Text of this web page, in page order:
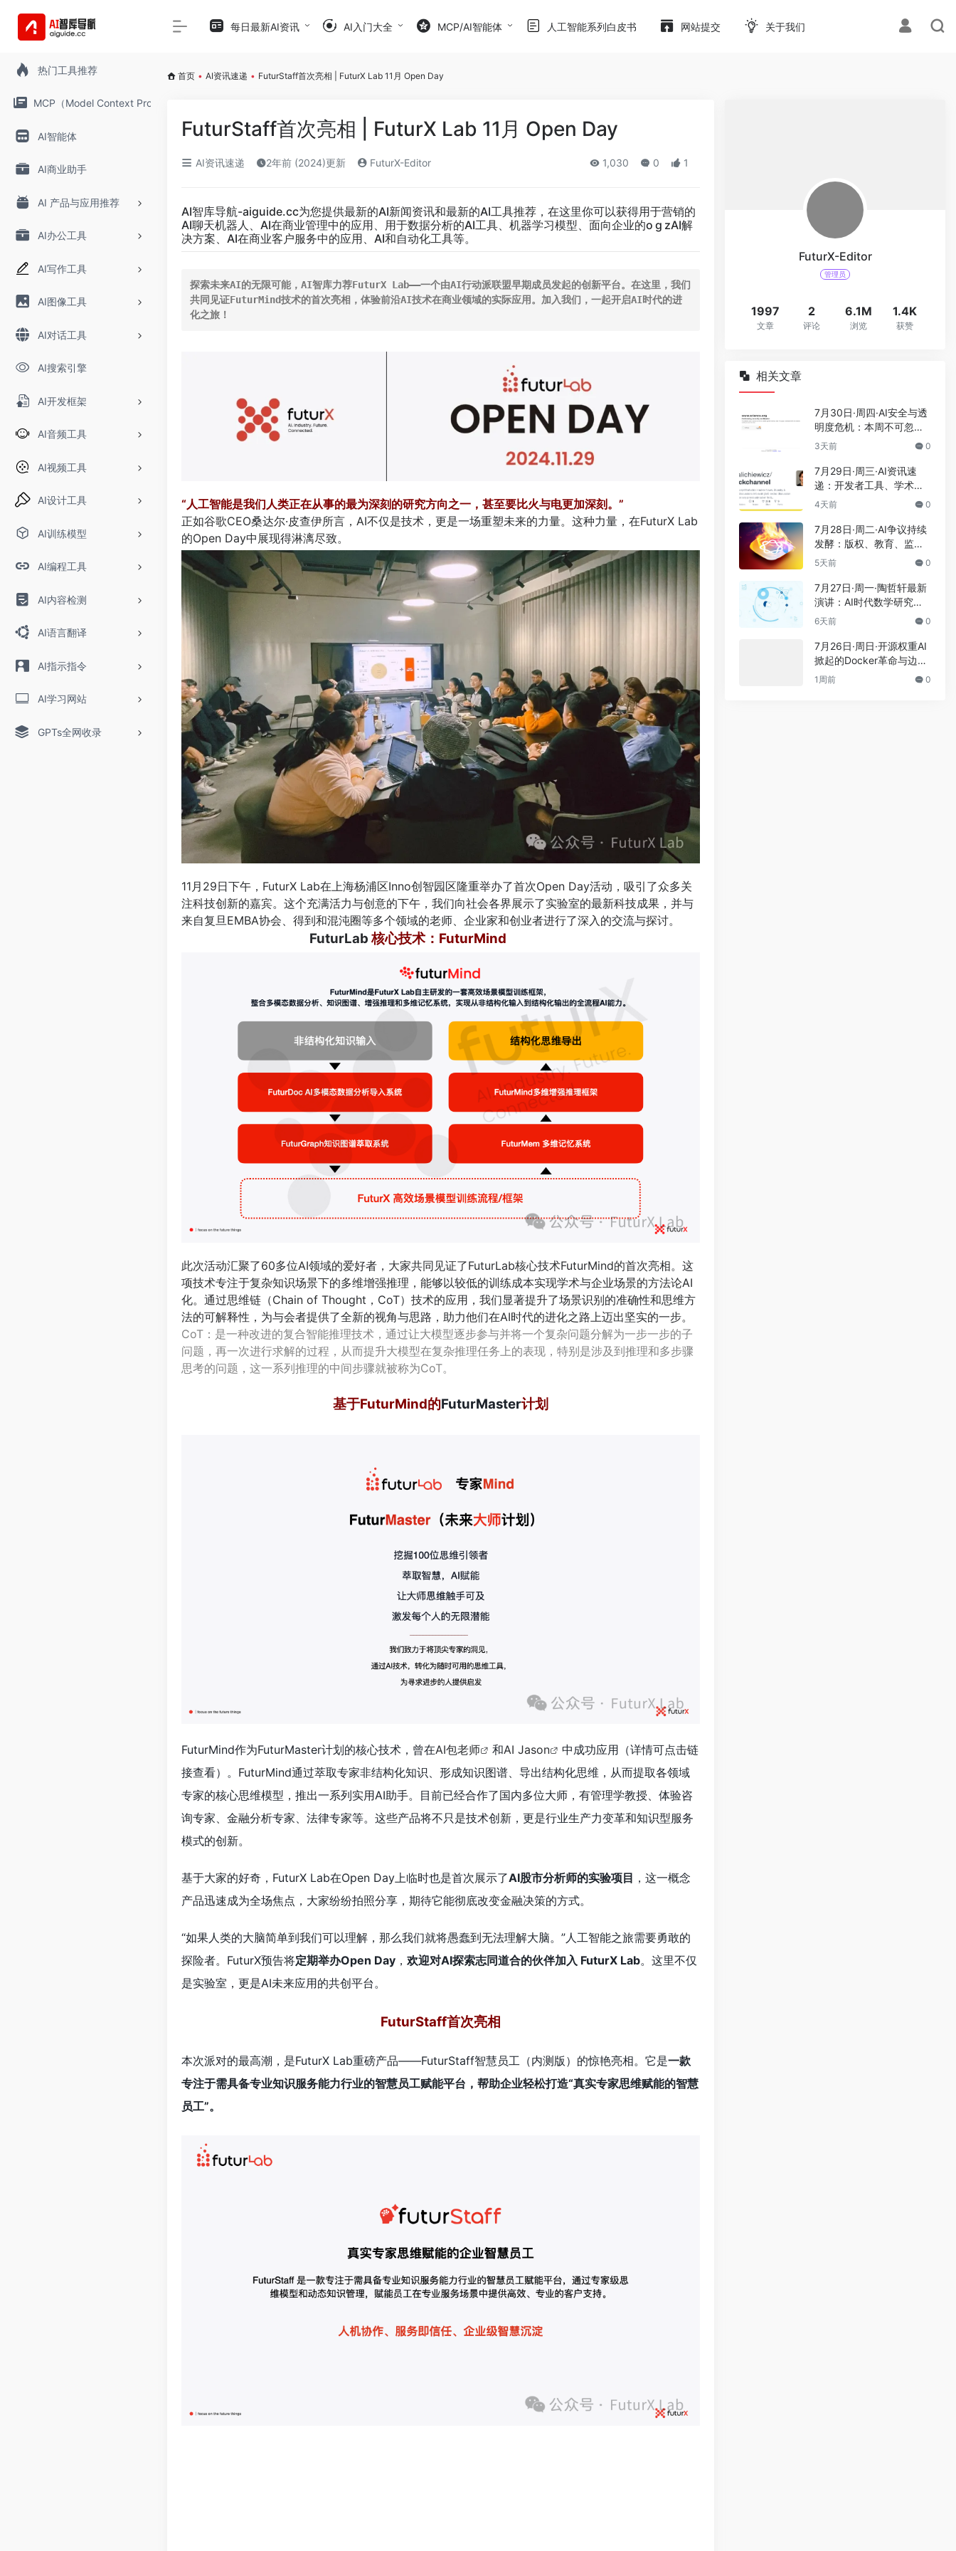
热门工具推荐
MCP（Model Context Protocol）
AI智能体
AI商业助手
AI 产品与应用推荐
AI办公工具
AI写作工具
AI图像工具
AI对话工具
AI搜索引擎
AI开发框架
AI音频工具
AI视频工具
AI设计工具
AI训练模型
AI编程工具
AI内容检测
AI语言翻译
AI指示指令
AI学习网站
GPTs全网收录
每日最新AI资讯 AI入门大全 MCP/AI智能体 人工智能系列白皮书 网站提交 关于我们
首页 • AI资讯速递 • FuturStaff首次亮相 | FuturX Lab 11月 Open Day
FuturStaff首次亮相 | FuturX Lab 11月 Open Day
AI资讯速递 2年前 (2024)更新 FuturX-Editor 1,030 0 1
AI智库导航-aiguide.cc为您提供最新的AI新闻资讯和最新的AI工具推荐，在这里你可以获得用于营销的
AI聊天机器人、AI在商业管理中的应用、用于数据分析的AI工具、机器学习模型、面向企业的o g zAI解
决方案、AI在商业客户服务中的应用、AI和自动化工具等。
探索未来AI的无限可能，AI智库力荐FuturX Lab——一个由AI行动派联盟早期成员发起的创新平台。在这里，我们
共同见证FuturMind技术的首次亮相，体验前沿AI技术在商业领域的实际应用。加入我们，一起开启AI时代的进
化之旅！
“人工智能是我们人类正在从事的最为深刻的研究方向之一，甚至要比火与电更加深刻。”
正如谷歌CEO桑达尔·皮查伊所言，AI不仅是技术，更是一场重塑未来的力量。这种力量，在FuturX Lab
的Open Day中展现得淋漓尽致。
11月29日下午，FuturX Lab在上海杨浦区Inno创智园区隆重举办了首次Open Day活动，吸引了众多关
注科技创新的嘉宾。这个充满活力与创意的下午，我们向社会各界展示了实验室的最新科技成果，并与
来自复旦EMBA协会、得到和混沌圈等多个领域的老师、企业家和创业者进行了深入的交流与探讨。
FuturLab 核心技术：FuturMind
此次活动汇聚了60多位AI领域的爱好者，大家共同见证了FuturLab核心技术FuturMind的首次亮相。这
项技术专注于复杂知识场景下的多维增强推理，能够以较低的训练成本实现学术与企业场景的方法论AI
化。通过思维链（Chain of Thought，CoT）技术的应用，我们显著提升了场景识别的准确性和思维方
法的可解释性，为与会者提供了全新的视角与思路，助力他们在AI时代的进化之路上迈出坚实的一步。
CoT：是一种改进的复合智能推理技术，通过让大模型逐步参与并将一个复杂问题分解为一步一步的子
问题，再一次进行求解的过程，从而提升大模型在复杂推理任务上的表现，特别是涉及到推理和多步骤
思考的问题，这一系列推理的中间步骤就被称为CoT。
基于FuturMind的FuturMaster计划
FuturMind作为FuturMaster计划的核心技术，曾在AI包老师 和AI Jason
中成功应用（详情可点击链
接查看）。FuturMind通过萃取专家非结构化知识、形成知识图谱、导出结构化思维 ，从而提取各领域
专家的核心思维模型，推出一系列实用AI助手。目前已经合作了国内多位大师，有管理学教授、体验咨
询专家、金融分析专家、法律专家等。这些产品将不只是技术创新，更是行业生产力变革和知识型服务
模式的创新。
基于大家的好奇，FuturX Lab在Open Day上临时也是首次展示了AI股市分析师的实验项目 ，这一概念
产品迅速成为全场焦点，大家纷纷拍照分享，期待它能彻底改变金融决策的方式。
“如果人类的大脑简单到我们可以理解，那么我们就将愚蠢到无法理解大脑。”人工智能之旅需要勇敢的
探险者。FuturX预告将定期举办Open Day ， 欢迎对AI探索志同道合的伙伴加入 FuturX Lab。这里不仅
是实验室，更是AI未来应用的共创平台。
FuturStaff首次亮相
本次派对的最高潮，是FuturX Lab重磅产品——FuturStaff智慧员工（内测版）的惊艳亮相。它是一款
专注于需具备专业知识服务能力行业的智慧员工赋能平台，帮助企业轻松打造“真实专家思维赋能的智慧
员工”。
FuturX-Editor
管理员
1997
文章
2
评论
6.1M
浏览
1.4K
获赞
相关文章
7月30日·周四·AI安全与透
明度危机：本周不可忽视
的四大警示
3天前 0
7月29日·周三·AI资讯速
递：开发者工具、学术资
源共享与行业动态
4天前 0
7月28日·周二·AI争议持续
发酵：版权、教育、监管
成焦点
5天前 0
7月27日·周一·陶哲轩最新
演讲：AI时代数学研究的
变革与挑战
6天前 0
7月26日·周日·开源权重AI
掀起的Docker革命与边缘
计算新突破
1周前 0